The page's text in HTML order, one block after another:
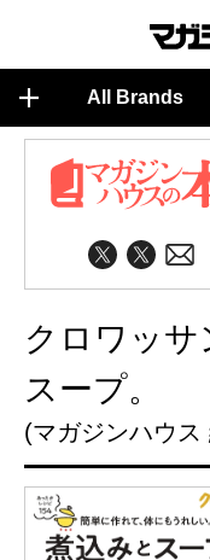
All Brands
クロワッサ
スープ。
(マガジンハウス